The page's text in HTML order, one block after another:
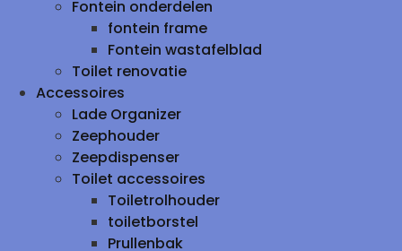
Fontein onderdelen
fontein frame
Fontein wastafelblad
Toilet renovatie
Accessoires
Lade Organizer
Zeephouder
Zeepdispenser
Toilet accessoires
Toiletrolhouder
toiletborstel
Prullenbak